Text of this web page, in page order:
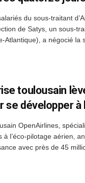
du sous-traitant
de Satys, un sous-
Atlantique), a négocié la
toulousain
se développer à
OpenAirlines,
à l’éco-pilotage aérien,
avec près de 45